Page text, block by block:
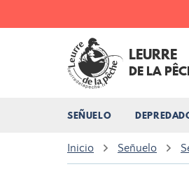
LEURRE
DE LA
SEÑUELO
Inicio Señuelo